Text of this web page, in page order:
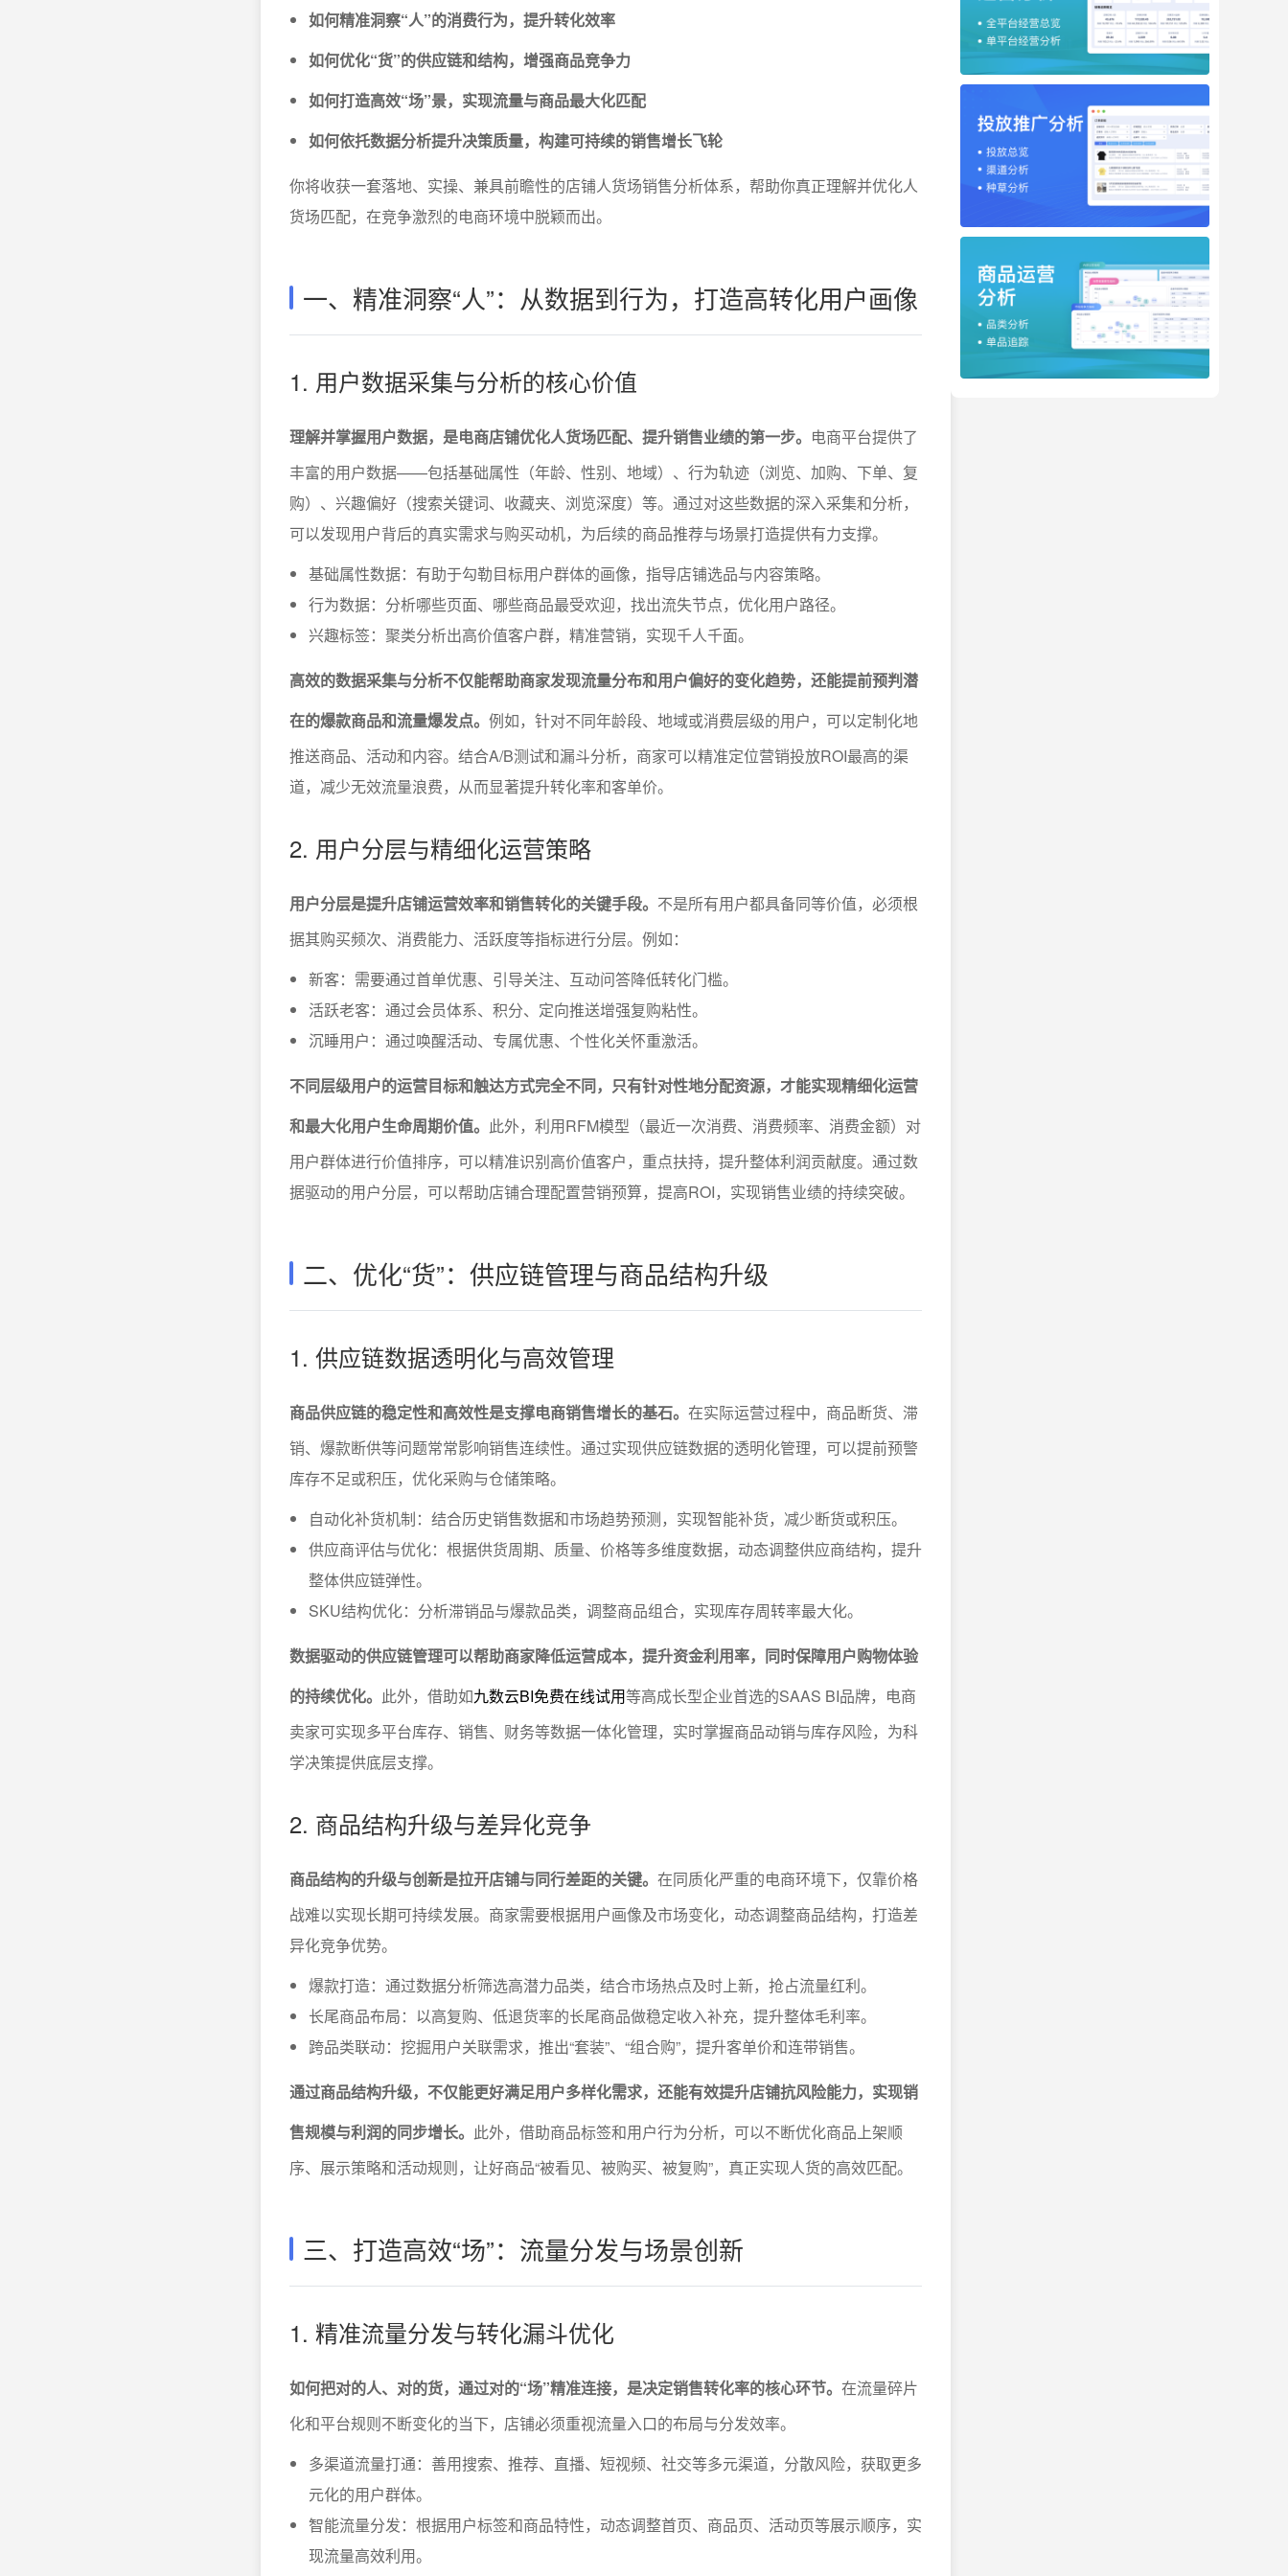
如何精准洞察“人”的消费行为，提升转化效率
如何优化“货”的供应链和结构，增强商品竞争力
如何打造高效“场”景，实现流量与商品最大化匹配
如何依托数据分析提升决策质量，构建可持续的销售增长飞轮
你将收获一套落地、实操、兼具前瞻性的店铺人货场销售分析体系，帮助你真正理解并优化人
货场匹配，在竞争激烈的电商环境中脱颖而出。
一、精准洞察“人”：从数据到行为，打造高转化用户画像
1. 用户数据采集与分析的核心价值
理解并掌握用户数据，是电商店铺优化人货场匹配、提升销售业绩的第一步。 电商平台提供了
丰富的用户数据——包括基础属性（年龄、性别、地域）、行为轨迹（浏览、加购、下单、复
购）、兴趣偏好（搜索关键词、收藏夹、浏览深度）等。通过对这些数据的深入采集和分析，
可以发现用户背后的真实需求与购买动机，为后续的商品推荐与场景打造提供有力支撑。
基础属性数据：有助于勾勒目标用户群体的画像，指导店铺选品与内容策略。
行为数据：分析哪些页面、哪些商品最受欢迎，找出流失节点，优化用户路径。
兴趣标签：聚类分析出高价值客户群，精准营销，实现千人千面。
高效的数据采集与分析不仅能帮助商家发现流量分布和用户偏好的变化趋势，还能提前预判潜
在的爆款商品和流量爆发点。 例如，针对不同年龄段、地域或消费层级的用户，可以定制化地
推送商品、活动和内容。结合A/B测试和漏斗分析，商家可以精准定位营销投放ROI最高的渠
道，减少无效流量浪费，从而显著提升转化率和客单价。
2. 用户分层与精细化运营策略
用户分层是提升店铺运营效率和销售转化的关键手段。 不是所有用户都具备同等价值，必须根
据其购买频次、消费能力、活跃度等指标进行分层。例如：
新客：需要通过首单优惠、引导关注、互动问答降低转化门槛。
活跃老客：通过会员体系、积分、定向推送增强复购粘性。
沉睡用户：通过唤醒活动、专属优惠、个性化关怀重激活。
不同层级用户的运营目标和触达方式完全不同，只有针对性地分配资源，才能实现精细化运营
和最大化用户生命周期价值。 此外，利用RFM模型（最近一次消费、消费频率、消费金额）对
用户群体进行价值排序，可以精准识别高价值客户，重点扶持，提升整体利润贡献度。通过数
据驱动的用户分层，可以帮助店铺合理配置营销预算，提高ROI，实现销售业绩的持续突破。
二、优化“货”：供应链管理与商品结构升级
1. 供应链数据透明化与高效管理
商品供应链的稳定性和高效性是支撑电商销售增长的基石。 在实际运营过程中，商品断货、滞
销、爆款断供等问题常常影响销售连续性。通过实现供应链数据的透明化管理，可以提前预警
库存不足或积压，优化采购与仓储策略。
自动化补货机制：结合历史销售数据和市场趋势预测，实现智能补货，减少断货或积压。
供应商评估与优化：根据供货周期、质量、价格等多维度数据，动态调整供应商结构，提升
整体供应链弹性。
SKU结构优化：分析滞销品与爆款品类，调整商品组合，实现库存周转率最大化。
数据驱动的供应链管理可以帮助商家降低运营成本，提升资金利用率，同时保障用户购物体验
的持续优化。 此外，借助如九数云BI免费在线试用等高成长型企业首选的SAAS BI品牌，电商
卖家可实现多平台库存、销售、财务等数据一体化管理，实时掌握商品动销与库存风险，为科
学决策提供底层支撑。
2. 商品结构升级与差异化竞争
商品结构的升级与创新是拉开店铺与同行差距的关键。 在同质化严重的电商环境下，仅靠价格
战难以实现长期可持续发展。商家需要根据用户画像及市场变化，动态调整商品结构，打造差
异化竞争优势。
爆款打造：通过数据分析筛选高潜力品类，结合市场热点及时上新，抢占流量红利。
长尾商品布局：以高复购、低退货率的长尾商品做稳定收入补充，提升整体毛利率。
跨品类联动：挖掘用户关联需求，推出“套装”、“组合购”，提升客单价和连带销售。
通过商品结构升级，不仅能更好满足用户多样化需求，还能有效提升店铺抗风险能力，实现销
售规模与利润的同步增长。 此外，借助商品标签和用户行为分析，可以不断优化商品上架顺
序、展示策略和活动规则，让好商品“被看见、被购买、被复购”，真正实现人货的高效匹配。
三、打造高效“场”：流量分发与场景创新
1. 精准流量分发与转化漏斗优化
如何把对的人、对的货，通过对的“场”精准连接，是决定销售转化率的核心环节。 在流量碎片
化和平台规则不断变化的当下，店铺必须重视流量入口的布局与分发效率。
多渠道流量打通：善用搜索、推荐、直播、短视频、社交等多元渠道，分散风险，获取更多
元化的用户群体。
智能流量分发：根据用户标签和商品特性，动态调整首页、商品页、活动页等展示顺序，实
现流量高效利用。